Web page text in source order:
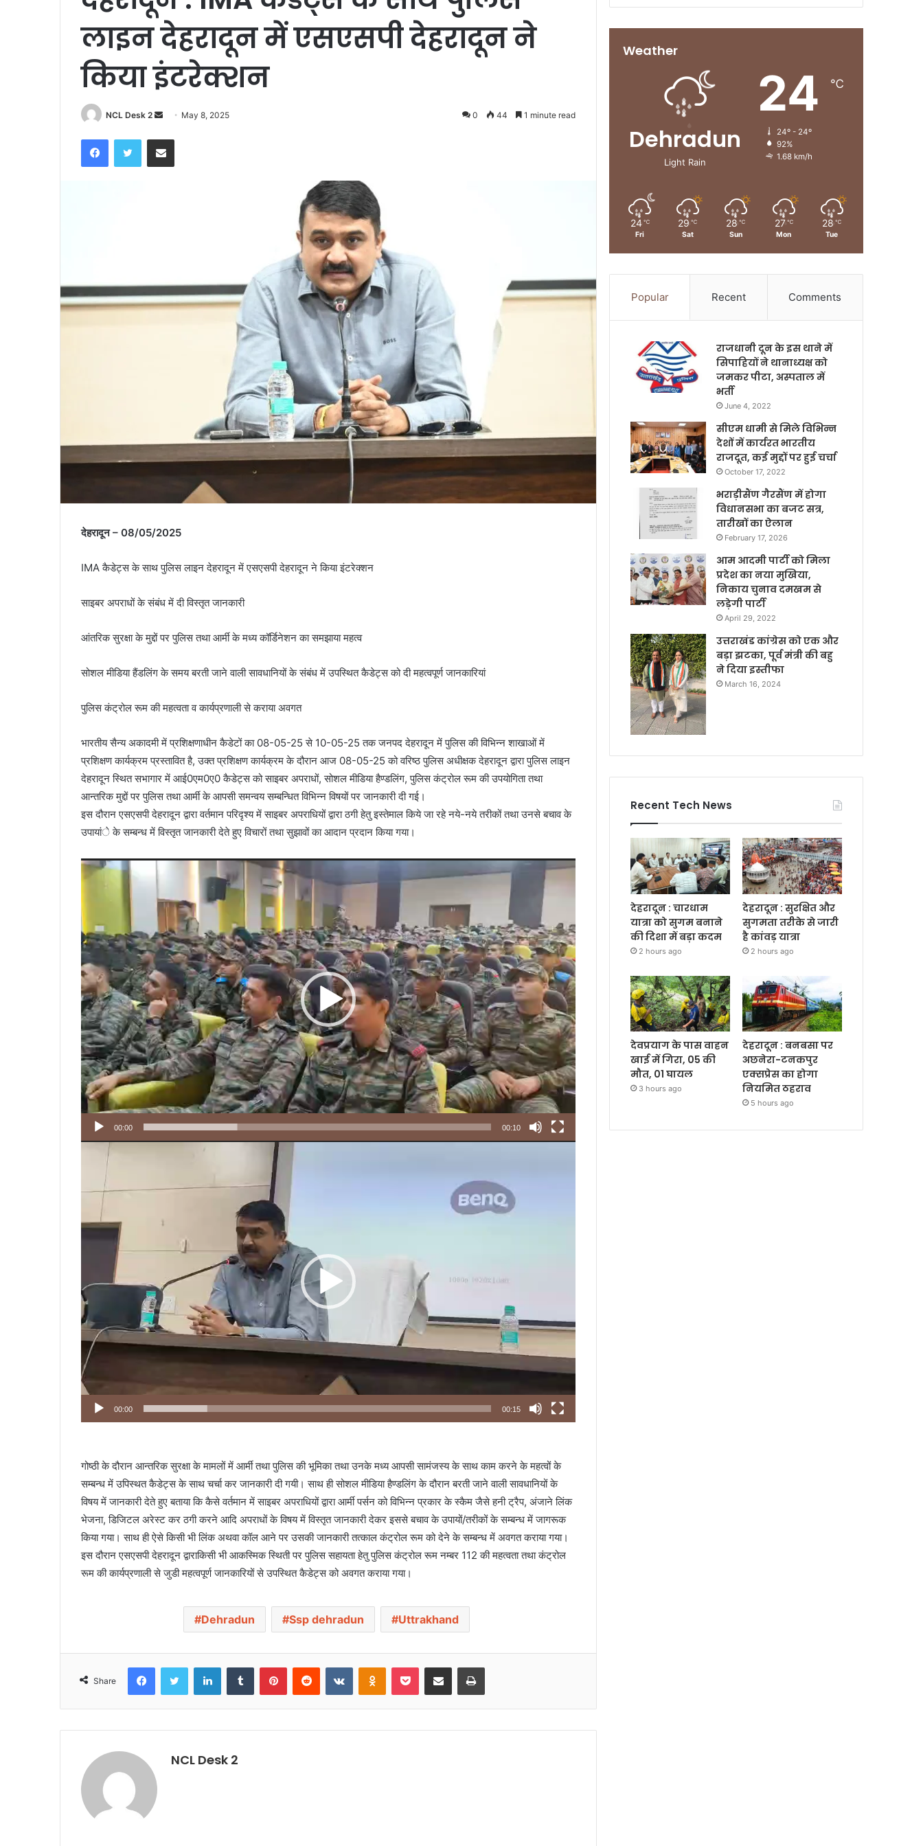
लाइन देहरादून में एसएसपी देहरादून ने
किया इंटरेक्शन
NCL Desk 2
n
d
May 8, 2025 0 44 1 minute read
देहरादून – 08/05/2025
IMA कैडेट्स के साथ पुलिस लाइन देहरादून में एसएसपी देहरादून ने किया इंटरेक्शन
साइबर अपराधों के संबंध में दी विस्तृत जानकारी
आंतरिक सुरक्षा के मुद्दों पर पुलिस तथा आर्मी के मध्य कॉर्डिनेशन का समझाया महत्व
सोशल मीडिया हैंडलिंग के समय बरती जाने वाली सावधानियों के संबंध में उपस्थित कैडेट्स को दी महत्वपूर्ण जानकारियां
पुलिस कंट्रोल रूम की महत्वता व कार्यप्रणाली से कराया अवगत
भारतीय सैन्य अकादमी में प्रशिक्षणाधीन कैडेटों का 08-05-25 से 10-05-25 तक जनपद देहरादून में पुलिस की विभिन्न शाखाओं में
प्रशिक्षण कार्यक्रम प्रस्तावित है, उक्त प्रशिक्षण कार्यक्रम के दौरान आज 08-05-25 को वरिष्ठ पुलिस अधीक्षक देहरादून द्वारा पुलिस लाइन
देहरादून स्थित सभागार में आई0एम0ए0 कैडेट्स को साइबर अपराधों, सोशल मीडिया हैण्डलिंग, पुलिस कंट्रोल रूम की उपयोगिता तथा
आन्तरिक मुद्दों पर पुलिस तथा आर्मी के आपसी समन्वय सम्बन्धित विभिन्न विषयों पर जानकारी दी गई।
इस दौरान एसएसपी देहरादून द्वारा वर्तमान परिदृश्य में साइबर अपराधियों द्वारा ठगी हेतु इस्तेमाल किये जा रहे नये-नये तरीकों तथा उनसे बचाव के
उपायांे के सम्बन्ध में विस्तृत जानकारी देते हुए विचारों तथा सुझावों का आदान प्रदान किया गया।
Video
00:00 00:10
Player
00:00 00:15
गोष्ठी के दौरान आन्तरिक सुरक्षा के मामलों में आर्मी तथा पुलिस की भूमिका तथा उनके मध्य आपसी सामंजस्य के साथ काम करने के महत्वों के
सम्बन्ध में उपिस्थत कैडेट्स के साथ चर्चा कर जानकारी दी गयी। साथ ही सोशल मीडिया हैण्डलिंग के दौरान बरती जाने वाली सावधानियों के
विषय में जानकारी देते हुए बताया कि कैसे वर्तमान में साइबर अपराधियों द्वारा आर्मी पर्सन को विभिन्न प्रकार के स्कैम जैसे हनी ट्रैप, अंजाने लिंक
भेजना, डिजिटल अरेस्ट कर ठगी करने आदि अपराधों के विषय में विस्तृत जानकारी देकर इससे बचाव के उपायों/तरीकों के सम्बन्ध में जागरूक
किया गया। साथ ही ऐसे किसी भी लिंक अथवा कॉल आने पर उसकी जानकारी तत्काल कंट्रोल रूम को देने के सम्बन्ध में अवगत कराया गया।
इस दौरान एसएसपी देहरादून द्वाराकिसी भी आकस्मिक स्थिती पर पुलिस सहायता हेतु पुलिस कंट्रोल रूम नम्बर 112 की महत्वता तथा कंट्रोल
रूम की कार्यप्रणाली से जुडी महत्वपूर्ण जानकारियों से उपस्थित कैडेट्स को अवगत कराया गया।
Dehradun Ssp dehradun Uttrakhand
Share
NCL Desk 2
Weather
Dehradun
Light Rain
24 ℃
24º - 24º
92%
1.68 km/h
24 ℃
Fri
29 ℃
Sat
28 ℃
Sun
27 ℃
Mon
28 ℃
Tue
Popular Recent Comments
राजधानी दून के इस थाने में
सिपाहियों ने थानाध्यक्ष को
जमकर पीटा, अस्पताल में
भर्ती
June 4, 2022
सीएम धामी से मिले विभिन्न
देशों में कार्यरत भारतीय
राजदूत, कई मुद्दों पर हुई चर्चा
October 17, 2022
भराड़ीसैंण गैरसैंण में होगा
विधानसभा का बजट सत्र,
तारीखों का ऐलान
February 17, 2026
आम आदमी पार्टी को मिला
प्रदेश का नया मुखिया,
निकाय चुनाव दमखम से
लड़ेगी पार्टी
April 29, 2022
उत्तराखंड कांग्रेस को एक और
बड़ा झटका, पूर्व मंत्री की बहु
ने दिया इस्तीफा
March 16, 2024
Recent Tech News
देहरादून : चारधाम
यात्रा को सुगम बनाने
की दिशा में बड़ा कदम
2 hours ago
देहरादून : सुरक्षित और
सुगमता तरीके से जारी
है कांवड़ यात्रा
2 hours ago
देवप्रयाग के पास वाहन
खाई में गिरा, 05 की
मौत, 01 घायल
3 hours ago
देहरादून : बनबसा पर
अछनेरा-टनकपुर
एक्सप्रेस का होगा
नियमित ठहराव
5 hours ago